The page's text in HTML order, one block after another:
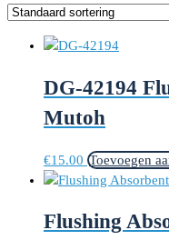
DG-42194
Mutoh
€15.00 Toevoegen
Flushing